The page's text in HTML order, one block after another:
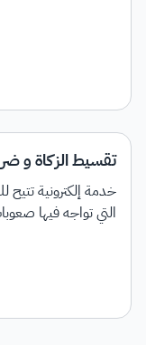
تقسيط الزكاة و
خدمة إلكترونية تتيح
التي تواجه فيها